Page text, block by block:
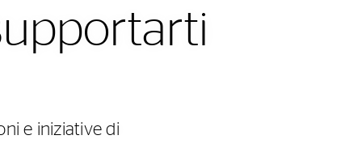
e iniziative di